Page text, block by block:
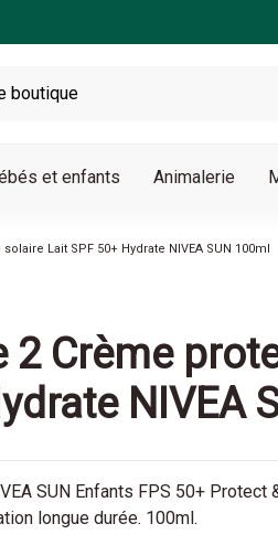
et enfants Animalerie
Lait SPF 50+ Hydrate NIVEA SUN 100ml
2 Crème
NIVEA
SUN Enfants FPS 50+
longue durée. 100ml.